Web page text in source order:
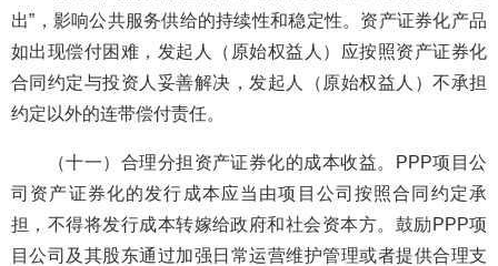
出”，影响公共服务供给的持续性和稳定性。资产证券化产品
如出现偿付困难，发起人（原始权益人）应按照资产证券化
合同约定与投资人妥善解决，发起人（原始权益人）不承担
约定以外的连带偿付责任。
（十一）合理分担资产证券化的成本收益。PPP项目公
司资产证券化的发行成本应当由项目公司按照合同约定承
担，不得将发行成本转嫁给政府和社会资本方。鼓励PPP项
目公司及其股东通过加强日常运营维护管理或者提供合理支